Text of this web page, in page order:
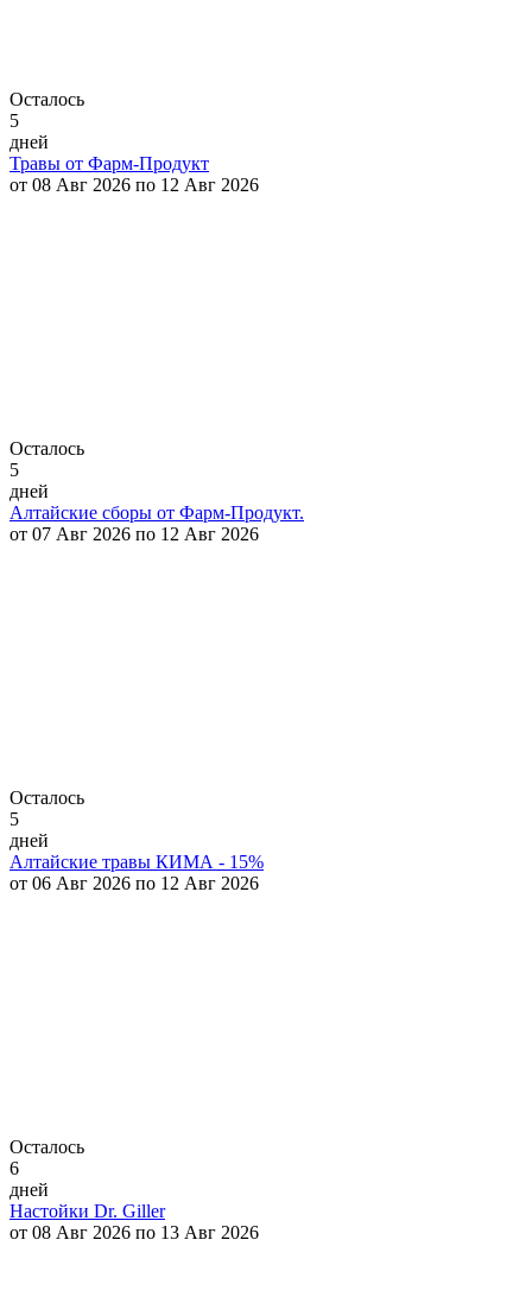
Осталось
5
дней
Травы от Фарм-Продукт
от 08 Авг 2026 по 12 Авг 2026
Осталось
5
дней
Алтайские сборы от Фарм-Продукт.
от 07 Авг 2026 по 12 Авг 2026
Осталось
5
дней
Алтайские травы КИМА - 15%
от 06 Авг 2026 по 12 Авг 2026
Осталось
6
дней
Настойки Dr. Giller
от 08 Авг 2026 по 13 Авг 2026